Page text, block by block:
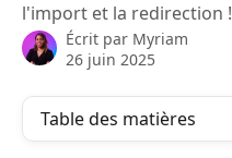
l'import et la redirection !
Écrit par Myriam
26 juin 2025
Table des matières